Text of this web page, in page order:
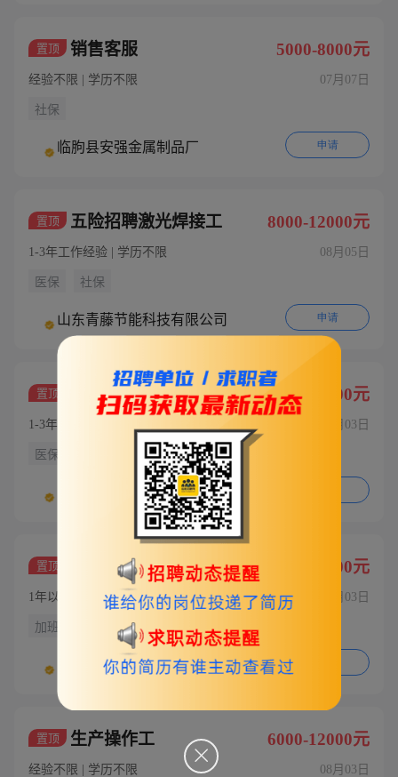
置顶 销售客服 5000-8000元
经验不限 | 学历不限 07月07日
社保
临朐县安强金属制品厂 申请
置顶 五险招聘激光焊接工 8000-12000元
1-3年工作经验 | 学历不限 08月05日
医保 社保
山东青藤节能科技有限公司 申请
置顶 五险招聘CAD设计 5000-8000元
1-3年工作经验 | 大专 08月03日
医保
山东青藤节能科技有限公司
置顶 五险招聘纱窗组装工人 5000-8000元
1年以下工作经验 | 学历不限 08月03日
加班补助 医保 社保
山东青藤节能科技有限公司
置顶 生产操作工 6000-12000元
经验不限 | 学历不限 08月03日
